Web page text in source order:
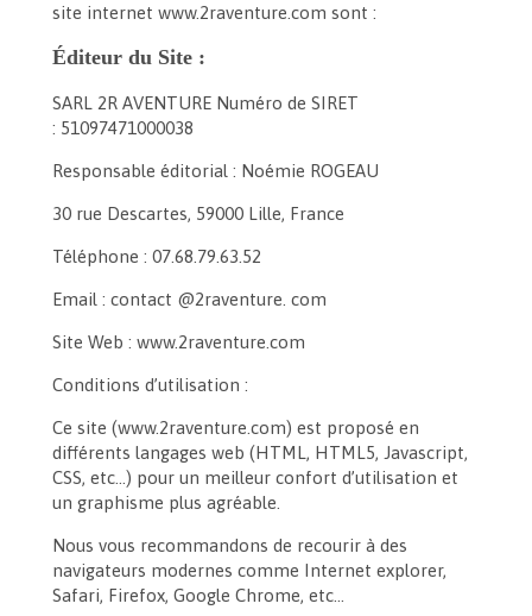
site internet www.2raventure.com sont :
Éditeur du Site :
SARL 2R AVENTURE Numéro de SIRET
: 51097471000038
Responsable éditorial : Noémie ROGEAU
30 rue Descartes, 59000 Lille, France
Téléphone : 07.68.79.63.52
Email : contact @2raventure. com
Site Web : www.2raventure.com
Conditions d’utilisation :
Ce site (www.2raventure.com) est proposé en
différents langages web (HTML, HTML5, Javascript,
CSS, etc…) pour un meilleur confort d’utilisation et
un graphisme plus agréable.
Nous vous recommandons de recourir à des
navigateurs modernes comme Internet explorer,
Safari, Firefox, Google Chrome, etc…